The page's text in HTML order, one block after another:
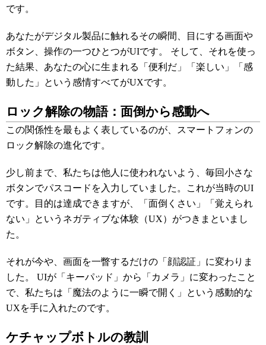
です。
あなたがデジタル製品に触れるその瞬間、目にする画面や
ボタン、操作の一つひとつがUIです。 そして、それを使っ
た結果、あなたの心に生まれる「便利だ」「楽しい」「感
動した」という感情すべてがUXです。
ロック解除の物語：面倒から感動へ
この関係性を最もよく表しているのが、スマートフォンの
ロック解除の進化です。
少し前まで、私たちは他人に使われないよう、毎回小さな
ボタンでパスコードを入力していました。これが当時のUI
です。目的は達成できますが、「面倒くさい」「覚えられ
ない」というネガティブな体験（UX）がつきまといまし
た。
それが今や、画面を一瞥するだけの「顔認証」に変わりま
した。 UIが「キーパッド」から「カメラ」に変わったこと
で、私たちは「魔法のように一瞬で開く」という感動的な
UXを手に入れたのです。
ケチャップボトルの教訓